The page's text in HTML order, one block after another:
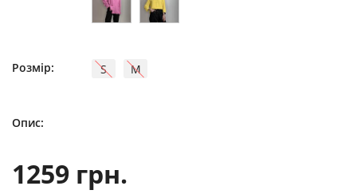
Розмір: S M
Опис:
1259 грн.